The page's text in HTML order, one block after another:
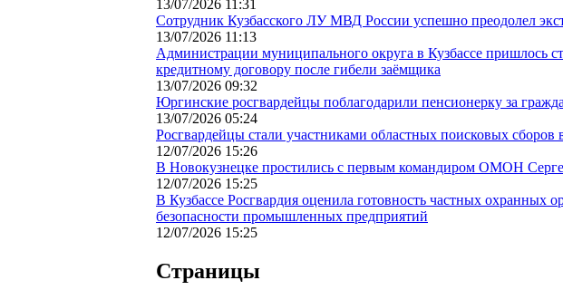
13/07/2026 11:31
Сотрудник Кузбасского ЛУ МВД России успешно преодолел
13/07/2026 11:13
Администрации муниципального округа в Кузбассе пришлось
кредитному договору после гибели заёмщика
13/07/2026 09:32
Юргинские росгвардейцы поблагодарили пенсионерку за
13/07/2026 05:24
Росгвардейцы стали участниками областных поисковых сборов
12/07/2026 15:26
В Новокузнецке простились с первым командиром ОМОН
12/07/2026 15:25
В Кузбассе Росгвардия оценила готовность частных охранных
безопасности промышленных предприятий
12/07/2026 15:25
Страницы